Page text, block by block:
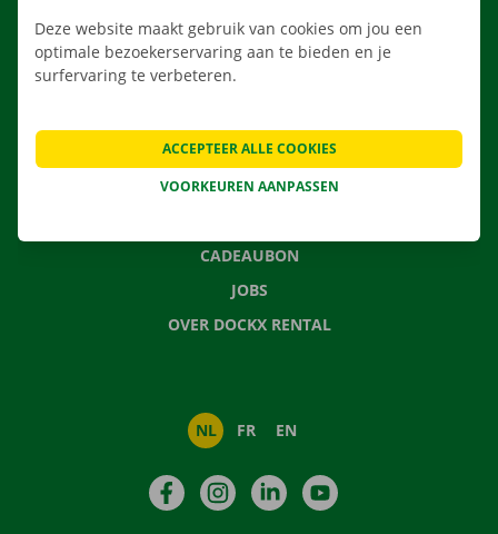
VERHUISOPLOSSINGEN
CONTACTEER ONS
VEELGESTELDE VRAGEN
CADEAUBON
JOBS
OVER DOCKX RENTAL
NL FR EN
FacebookInstagramLinkedIn
Deze website maakt gebruik van cookies om jou een
optimale bezoekerservaring aan te bieden en je
surfervaring te verbeteren.
VOORKEUREN AANPASSEN
ACCEPTEER ALLE COOKIES